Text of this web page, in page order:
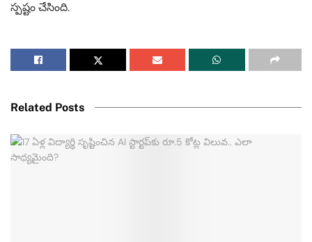
స్పష్టం చేసింది.
Related Posts